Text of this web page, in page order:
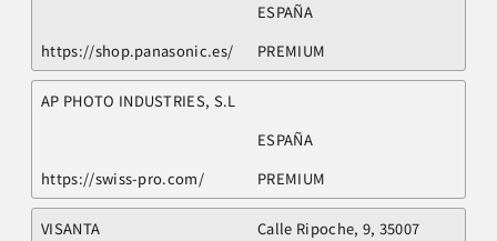
ESPAÑA
https://shop.panasonic.es/
PREMIUM
AP PHOTO INDUSTRIES, S.L
ESPAÑA
https://swiss-pro.com/
PREMIUM
VISANTA
Calle Ripoche, 9, 35007